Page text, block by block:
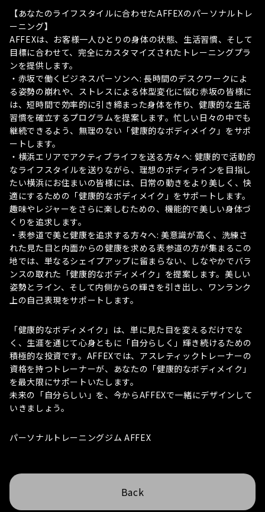
【あなたのライフスタイルに合わせたAFFEXのパーソナルトレ
ーニング】
AFFEXは、お客様一人ひとりの身体の状態、生活習慣、そして
目標に合わせて、完全にカスタマイズされたトレーニングプラ
ンを提供します。
・赤坂で働くビジネスパーソンへ: 長時間のデスクワークによ
る姿勢の崩れや、ストレスによる体型変化に悩む赤坂の皆様に
は、短時間で効率的に引き締まった身体を作り、健康的な生活
習慣を確立するプログラムを提案します。忙しい日々の中でも
継続できるよう、無理のない「健康的なボディメイク」をサポ
ートします。
・横浜エリアでアクティブライフを送る方々へ: 健康的で活動的
なライフスタイルを送りながら、理想のボディラインを目指し
たい横浜にお住まいの皆様には、日常の動きをより美しく、快
適にするための「健康的なボディメイク」をサポートします。
趣味やレジャーをさらに楽しむための、機能的で美しい身体づ
くりを追求します。
・表参道で美と健康を追求する方々へ: 美意識が高く、洗練さ
れた見た目と内面からの健康を求める表参道の方が集まるこの
地では、単なるシェイプアップに留まらない、しなやかでバラ
ンスの取れた「健康的なボディメイク」を提案します。美しい
姿勢とライン、そして内側からの輝きを引き出し、ワンランク
上の自己表現をサポートします。
「健康的なボディメイク」は、単に見た目を変えるだけでな
く、生涯を通じて心身ともに「自分らしく」輝き続けるための
積極的な投資です。AFFEXでは、アスレティックトレーナーの
資格を持つトレーナーが、あなたの「健康的なボディメイク」
を最大限にサポートいたします。
未来の「自分らしい」を、今からAFFEXで一緒にデザインして
いきましょう。
パーソナルトレーニングジム AFFEX
Back